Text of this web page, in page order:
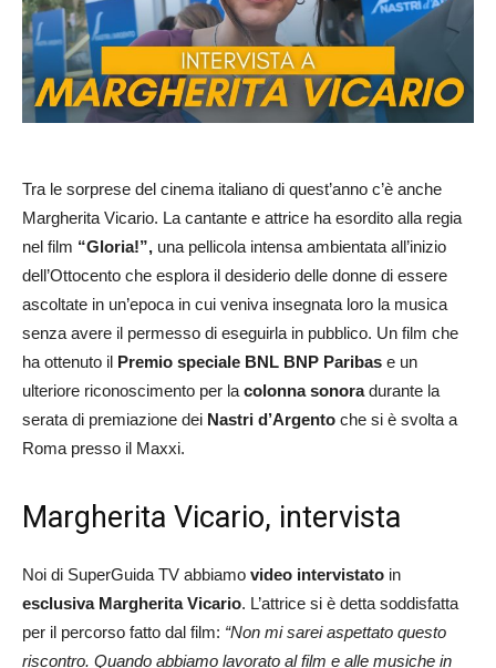
Tra le sorprese del cinema italiano di quest’anno c’è anche
Margherita Vicario. La cantante e attrice ha esordito alla regia
nel film “Gloria!”, una pellicola intensa ambientata all’inizio
dell’Ottocento che esplora il desiderio delle donne di essere
ascoltate in un’epoca in cui veniva insegnata loro la musica
senza avere il permesso di eseguirla in pubblico. Un film che
ha ottenuto il Premio speciale BNL BNP Paribas e un
ulteriore riconoscimento per la colonna sonoradurante la
serata di premiazione dei Nastri d’Argento che si è svolta a
Roma presso il Maxxi.
Margherita Vicario, intervista
Noi di SuperGuida TV abbiamo video intervistato in
esclusiva Margherita Vicario. L’attrice si è detta soddisfatta
per il percorso fatto dal film: “Non mi sarei aspettato questo
riscontro. Quando abbiamo lavorato al film e alle musiche in